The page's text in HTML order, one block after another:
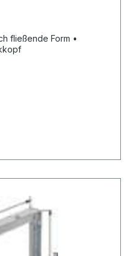
fließende Form •